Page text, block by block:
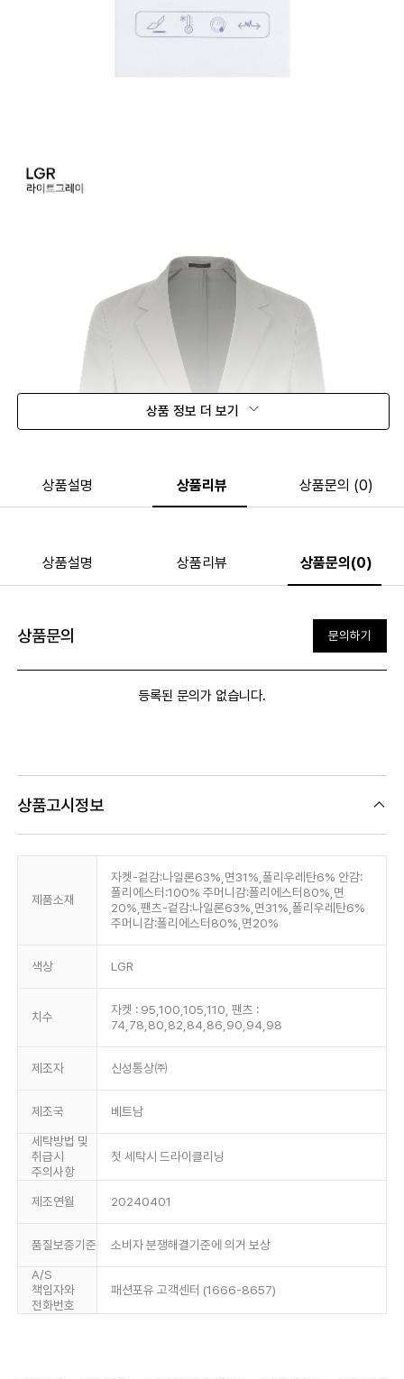
상품 정보 더 보기
상품설명 상품리뷰 상품문의 (0)
상품설명 상품리뷰 상품문의(0)
상품문의 문의하기
등록된 문의가 없습니다.
상품고시정보
제품소재
자켓-겉감:나일론63%,면31%,폴리우레탄6% 안감:
폴리에스터:100% 주머니감:폴리에스터80%,면
20%,팬츠-겉감:나일론63%,면31%,폴리우레탄6%
주머니감:폴리에스터80%,면20%
색상 LGR
치수
자켓 : 95,100,105,110, 팬츠 :
74,78,80,82,84,86,90,94,98
제조자 신성통상㈜
제조국 베트남
세탁방법 및
취급시
주의사항
첫 세탁시 드라이클리닝
제조연월 20240401
품질보증기준 소비자 분쟁해결기준에 의거 보상
A/S
책임자와
전화번호
패션포유 고객센터 (1666-8657)